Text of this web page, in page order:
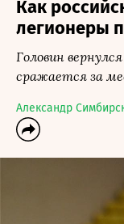
Как
легионеры
Головин
сражается за
Александр